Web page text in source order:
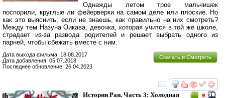
Однажды летом трое мальчишек
поспорили, круглые ли фейерверки на самом деле или плоские. Но
как это выяснить, если не знаешь, как правильно на них смотреть?
Между тем Назуна Оикава, девочка, которая учится в той же школе,
страдает из-за развода родителей и решает выбрать одного из
парней, чтобы сбежать вместе с ним.
Скачать и Смотреть
Дата выхода фильма: 18.08.2017
Дата добавления: 05.07.2018
Последнее обновление: 26.04.2023
смотреть
Истории Ран. Часть 3: Холодная